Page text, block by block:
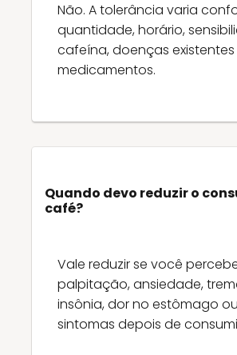
Não. A tolerância varia
quantidade, horário,
cafeína, doenças
medicamentos.
Quando devo reduzir o
café?
Vale reduzir se você
palpitação, ansiedade,
insônia, dor no estômago
sintomas depois de